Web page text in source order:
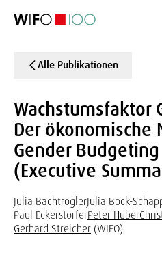
Alle Publikationen
Wachstumsfaktor
Der ökonomische
Gender
(Executive
Julia BachtröglerJulia Bock-
Paul EckerstorferPeter Huber
Gerhard Streicher (WIFO)